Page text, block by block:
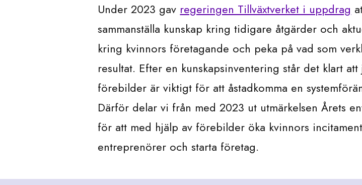
Under 2023 gav regeringen Tillväxtverket i uppdrag
sammanställa kunskap kring tidigare åtgärder och
kring kvinnors företagande och peka på vad som
resultat. Efter en kunskapsinventering står det klart att
förebilder är viktigt för att åstadkomma en
Därför delar vi från med 2023 ut utmärkelsen Årets
för att med hjälp av förebilder öka kvinnors
entreprenörer och starta företag.